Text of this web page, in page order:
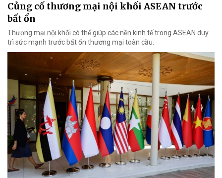
Củng cố thương mại nội khối ASEAN trước
bất ổn
Thương mại nội khối có thể giúp các nền kinh tế trong ASEAN duy
trì sức mạnh trước bất ổn thương mại toàn cầu.